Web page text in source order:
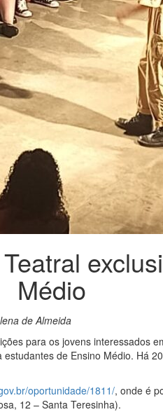
Médio
de Almeida
para os jovens interessados
de Ensino Médio. Há
oportunidade/1811/, onde é
12 – Santa Teresinha).